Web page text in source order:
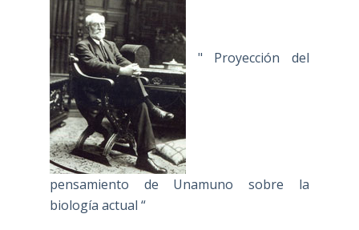
" Proyección del
pensamiento de Unamuno sobre la
biología actual “